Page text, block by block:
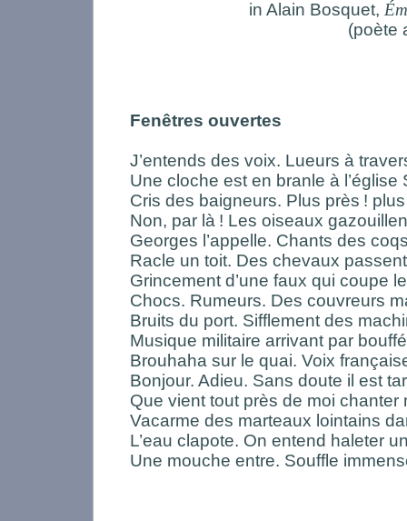
in Alain Bosquet,
(poète
Fenêtres ouvertes
J’entends des voix. Lueurs à
Une cloche est en branle à l’église
Cris des baigneurs. Plus près !
Non, par là ! Les oiseaux
Georges l’appelle. Chants des
Racle un toit. Des chevaux
Grincement d’une faux qui coupe
Chocs. Rumeurs. Des couvreurs
Bruits du port. Sifflement des
Musique militaire arrivant par
Brouhaha sur le quai. Voix
Bonjour. Adieu. Sans doute il est
Que vient tout près de moi chanter
Vacarme des marteaux lointains
L’eau clapote. On entend haleter
Une mouche entre. Souffle